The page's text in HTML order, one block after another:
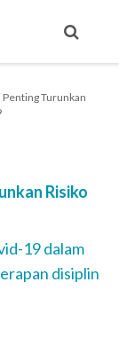
Turunkan
Risiko
19 dalam
disiplin